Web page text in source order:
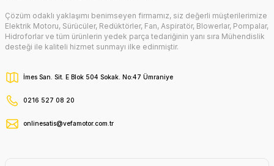
Çözüm odaklı yaklaşımı benimseyen firmamız, siz değerli müşterilerimize
Elektrik Motoru, Sürücüler, Redüktörler, Fan, Aspiratör, Blowerlar, Pompalar,
Hidroforlar ve tüm ürünlerin yedek parça tedariğinin yanı sıra Mühendislik
desteği ile kaliteli hizmet sunmayı ilke edinmiştir.
İmes San. Sit. E Blok 504 Sokak. No:47 Ümraniye
0216 527 08 20
onlinesatis@vefamotor.com.tr